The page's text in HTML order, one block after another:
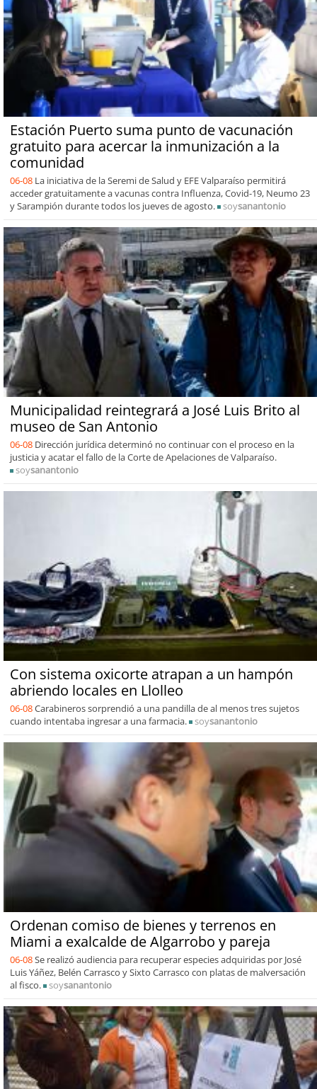
Estación Puerto suma punto de vacunación
gratuito para acercar la inmunización a la
comunidad
06-08 La iniciativa de la Seremi de Salud y EFE Valparaíso permitirá
acceder gratuitamente a vacunas contra Influenza, Covid-19, Neumo 23
y Sarampión durante todos los jueves de agosto.
soysanantonio
Municipalidad reintegrará a José Luis Brito al
museo de San Antonio
06-08 Dirección jurídica determinó no continuar con el proceso en la
justicia y acatar el fallo de la Corte de Apelaciones de Valparaíso.
soysanantonio
Con sistema oxicorte atrapan a un hampón
abriendo locales en Llolleo
06-08Carabineros sorprendió a una pandilla de al menos tres sujetos
cuando intentaba ingresar a una farmacia.
soysanantonio
Ordenan comiso de bienes y terrenos en
Miami a exalcalde de Algarrobo y pareja
06-08Se realizó audiencia para recuperar especies adquiridas por José
Luis Yáñez, Belén Carrasco y Sixto Carrasco con platas de malversación
al fisco.
soysanantonio